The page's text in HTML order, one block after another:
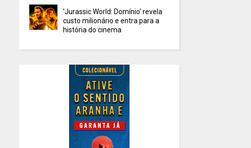
'Jurassic World: Domínio' revela
custo milionário e entra para a
história do cinema